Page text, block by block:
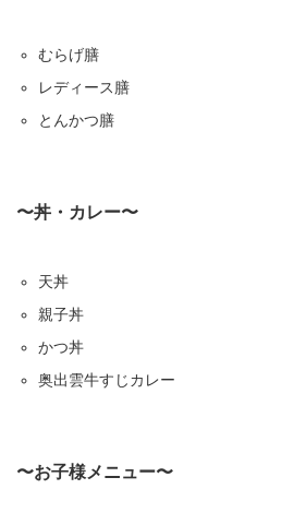
むらげ膳
レディース膳
とんかつ膳
〜丼・カレー〜
天丼
親子丼
かつ丼
奥出雲牛すじカレー
〜お子様メニュー〜